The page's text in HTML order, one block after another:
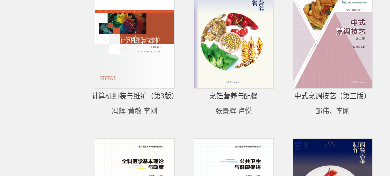
计算机组装与维护（第3版）
冯辉 黄敏 李刚
烹饪营养与配餐
张景辉 卢悦
中式烹调技艺（第三版）
邹伟、李刚